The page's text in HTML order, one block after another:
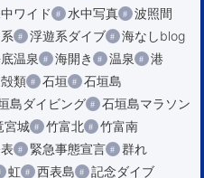
ワイド 水中写真
波照間
浮遊系ダイブ
海なしblog
温泉 海開き 温泉
港
類 石垣
石垣島
島ダイビング
石垣島マラソン
宮城 竹富北
竹富南
緊急事態宣言
群れ
虹 西表島
記念ダイブ